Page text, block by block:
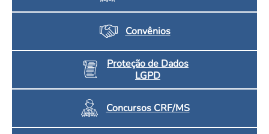
Convênios
Proteção de Dados
LGPD
Concursos CRF/MS